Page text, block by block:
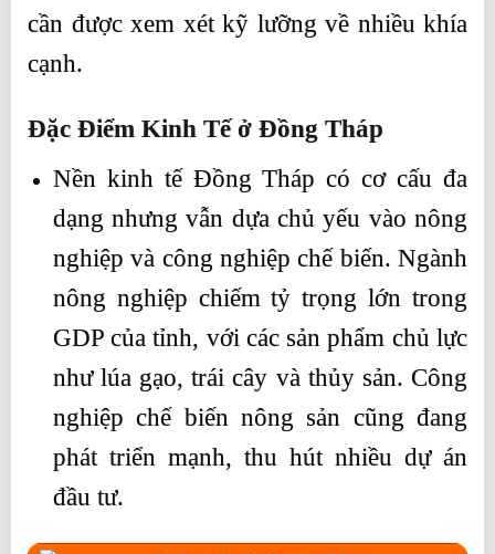
cần được xem xét kỹ lưỡng về nhiều khía
cạnh.
Đặc Điểm Kinh Tế ở Đồng Tháp
Nền kinh tế Đồng Tháp có cơ cấu đa
dạng nhưng vẫn dựa chủ yếu vào nông
nghiệp và công nghiệp chế biến. Ngành
nông nghiệp chiếm tỷ trọng lớn trong
GDP của tỉnh, với các sản phẩm chủ lực
như lúa gạo, trái cây và thủy sản. Công
nghiệp chế biến nông sản cũng đang
phát triển mạnh, thu hút nhiều dự án
đầu tư.